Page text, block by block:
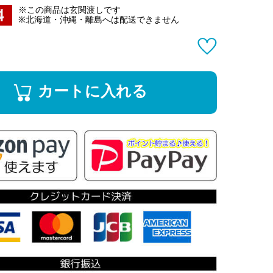
※この商品は玄関渡しです
※北海道・沖縄・離島へは配送できません
カートに入れる